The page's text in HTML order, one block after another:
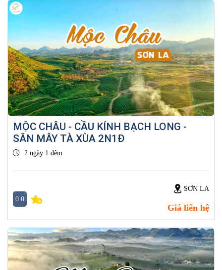
MỘC CHÂU - CẦU KÍNH BẠCH LONG -
SĂN MÂY TÀ XÙA 2N1Đ
2 ngày 1 đêm
0.0
SƠN LA
Giá liên hệ